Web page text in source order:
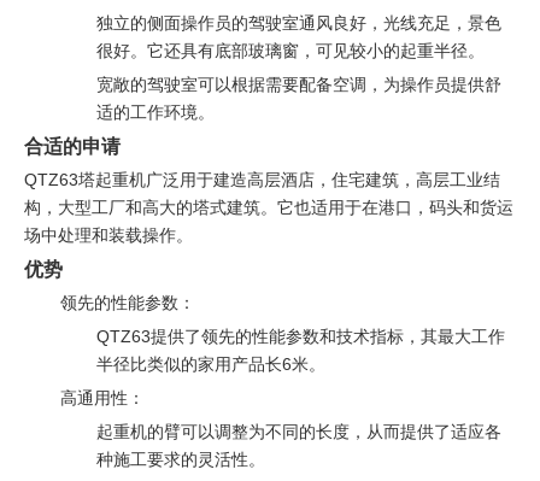
独立的侧面操作员的驾驶室通风良好，光线充足，景色
很好。它还具有底部玻璃窗，可见较小的起重半径。
宽敞的驾驶室可以根据需要配备空调，为操作员提供舒
适的工作环境。
合适的申请
QTZ63塔起重机广泛用于建造高层酒店，住宅建筑，高层工业结
构，大型工厂和高大的塔式建筑。它也适用于在港口，码头和货运
场中处理和装载操作。
优势
领先的性能参数：
QTZ63提供了领先的性能参数和技术指标，其最大工作
半径比类似的家用产品长6米。
高通用性：
起重机的臂可以调整为不同的长度，从而提供了适应各
种施工要求的灵活性。